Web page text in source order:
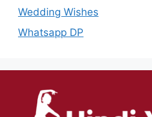
Wedding Wishes
Whatsapp DP